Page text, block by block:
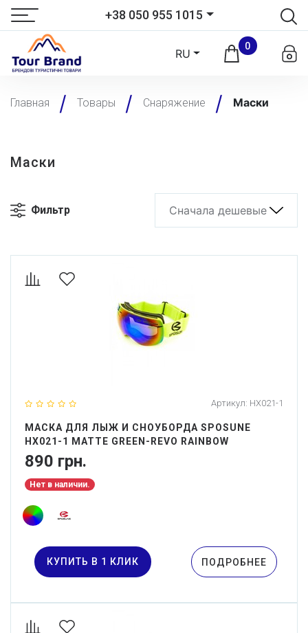
+38 050 955 1015
RU
0
Главная Товары Снаряжение Маски
Маски
Фильтр Сначала дешевые
Артикул: HX021-1
МАСКА ДЛЯ ЛЫЖ И СНОУБОРДА SPOSUNE
HX021-1 MATTE GREEN-REVO RAINBOW
890 грн.
Нет в наличии.
КУПИТЬ В 1 КЛИК ПОДРОБНЕЕ